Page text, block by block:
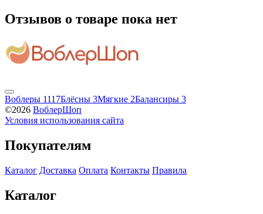
Отзывов о товаре пока нет
Воблеры 1117Блёсны 3Мягкие 2Балансиры 3
©2026 ВоблерШоп
Условия использования сайта
Покупателям
Каталог Доставка Оплата Контакты Правила
Каталог